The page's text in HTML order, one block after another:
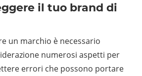
il tuo brand di
un marchio è necessario
numerosi aspetti per
errori che possono portare